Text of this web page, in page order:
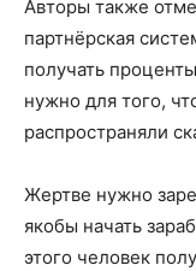
Авторы также
партнёрская
получать
нужно для того,
распространяли
Жертве нужно
якобы начать
этого человек